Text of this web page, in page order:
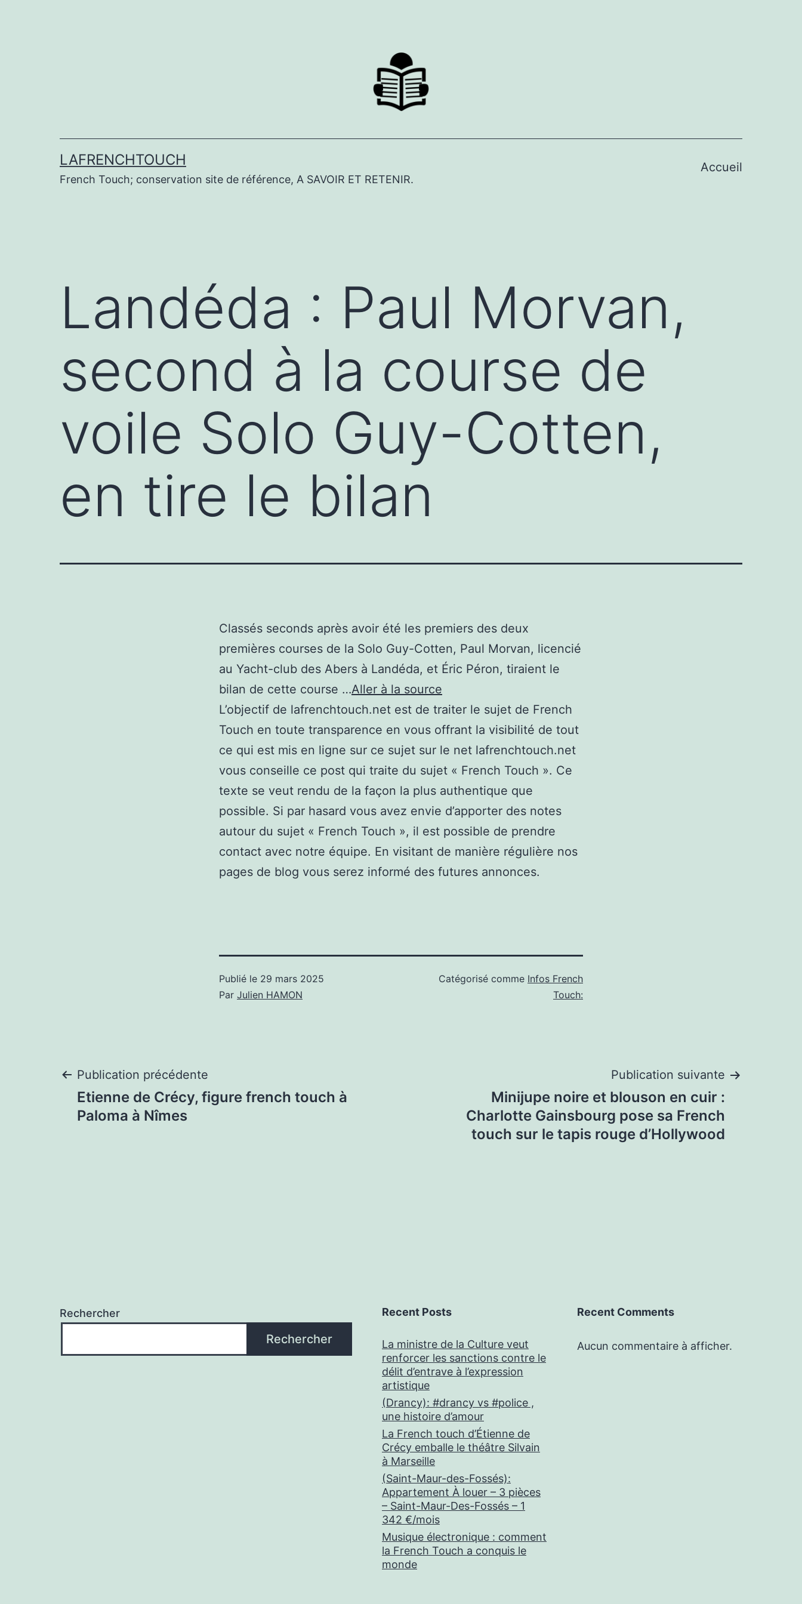
LAFRENCHTOUCH
French Touch; conservation site de référence, A SAVOIR ET RETENIR.
Accueil
Landéda : Paul Morvan,
second à la course de
voile Solo Guy-Cotten,
en tire le bilan
Classés seconds après avoir été les premiers des deux
premières courses de la Solo Guy-Cotten, Paul Morvan, licencié
au Yacht-club des Abers à Landéda, et Éric Péron, tiraient le
bilan de cette course …Aller à la source
L’objectif de lafrenchtouch.net est de traiter le sujet de French
Touch en toute transparence en vous offrant la visibilité de tout
ce qui est mis en ligne sur ce sujet sur le net lafrenchtouch.net
vous conseille ce post qui traite du sujet « French Touch ». Ce
texte se veut rendu de la façon la plus authentique que
possible. Si par hasard vous avez envie d’apporter des notes
autour du sujet « French Touch », il est possible de prendre
contact avec notre équipe. En visitant de manière régulière nos
pages de blog vous serez informé des futures annonces.
Publié le 29 mars 2025
Par Julien HAMON
Catégorisé comme Infos French
Touch:
Navigation
de
Publication précédente
Etienne de Crécy, figure french touch à
Paloma à Nîmes
Publication suivante
Minijupe noire et blouson en cuir :
Charlotte Gainsbourg pose sa French
touch sur le tapis rouge d’Hollywood
Rechercher
Rechercher
Recent Posts
La ministre de la Culture veut
renforcer les sanctions contre le
délit d’entrave à l’expression
artistique
(Drancy): #drancy vs #police ,
une histoire d’amour
La French touch d’Étienne de
Crécy emballe le théâtre Silvain
à Marseille
(Saint-Maur-des-Fossés):
Appartement À louer – 3 pièces
– Saint-Maur-Des-Fossés – 1
342 €/mois
Musique électronique : comment
la French Touch a conquis le
monde
Recent Comments
Aucun commentaire à afficher.